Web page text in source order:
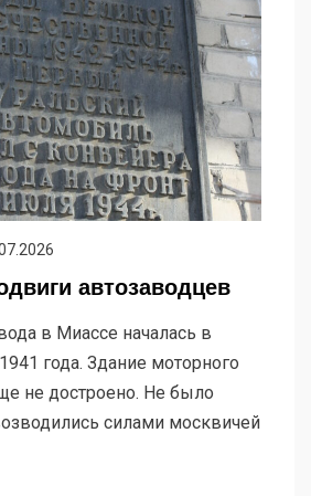
автозаводцев
в Миассе началась в
года. Здание моторного
не достроено. Не было
силами москвичей